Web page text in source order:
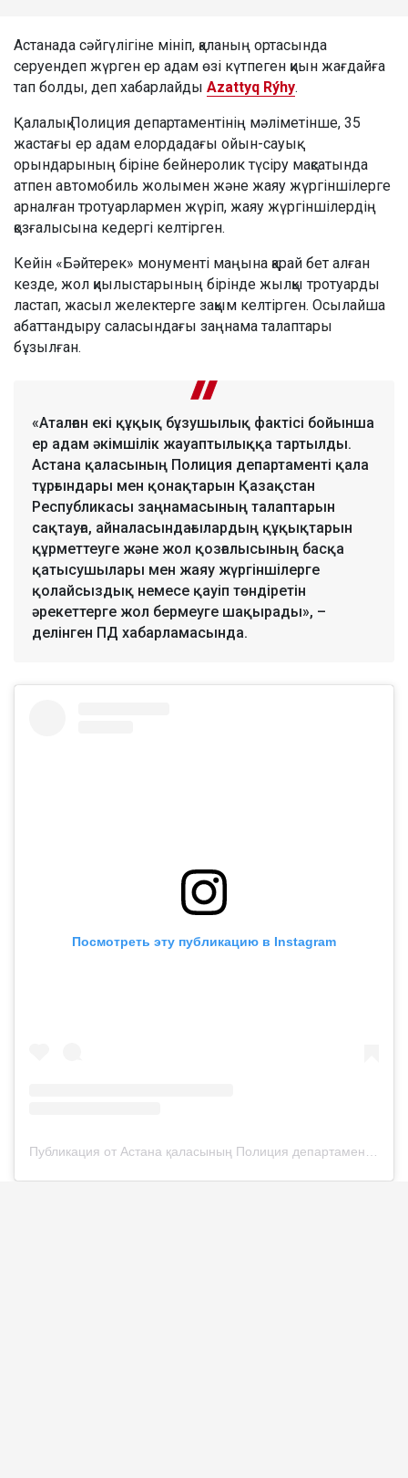
Астанада сәйгүлігіне мініп, қаланың ортасында
серуендеп жүрген ер адам өзі күтпеген қиын жағдайға
тап болды, деп хабарлайды Azattyq Rýhy.
Қалалық Полиция департаментінің мәліметінше, 35
жастағы ер адам елордадағы ойын-сауық
орындарының біріне бейнеролик түсіру мақсатында
атпен автомобиль жолымен және жаяу жүргіншілерге
арналған тротуарлармен жүріп, жаяу жүргіншілердің
қозғалысына кедергі келтірген.
Кейін «Бәйтерек» монументі маңына қарай бет алған
кезде, жол қиылыстарының бірінде жылқы тротуарды
ластап, жасыл желектерге зақым келтірген. Осылайша
абаттандыру саласындағы заңнама талаптары
бұзылған.
«Аталған екі құқық бұзушылық фактісі бойынша
ер адам әкімшілік жауаптылыққа тартылды.
Астана қаласының Полиция департаменті қала
тұрғындары мен қонақтарын Қазақстан
Республикасы заңнамасының талаптарын
сақтауға, айналасындағылардың құқықтарын
құрметтеуге және жол қозғалысының басқа
қатысушылары мен жаяу жүргіншілерге
қолайсыздық немесе қауіп төндіретін
әрекеттерге жол бермеуге шақырады», –
делінген ПД хабарламасында.
Посмотреть эту публикацию в Instagram